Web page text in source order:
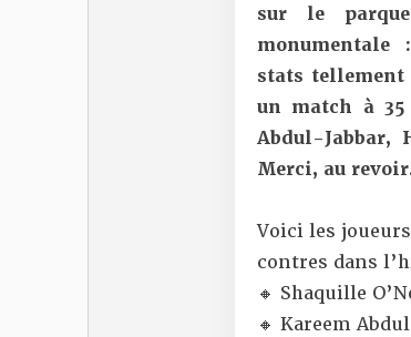
sur le
stats
un match à
Abdul-Jabbar,
Merci, au
Voici les
contres dans
🔸 Shaquille
🔸 Kareem